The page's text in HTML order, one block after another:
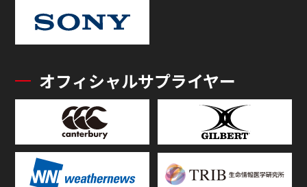
オフィシャルサプライヤー